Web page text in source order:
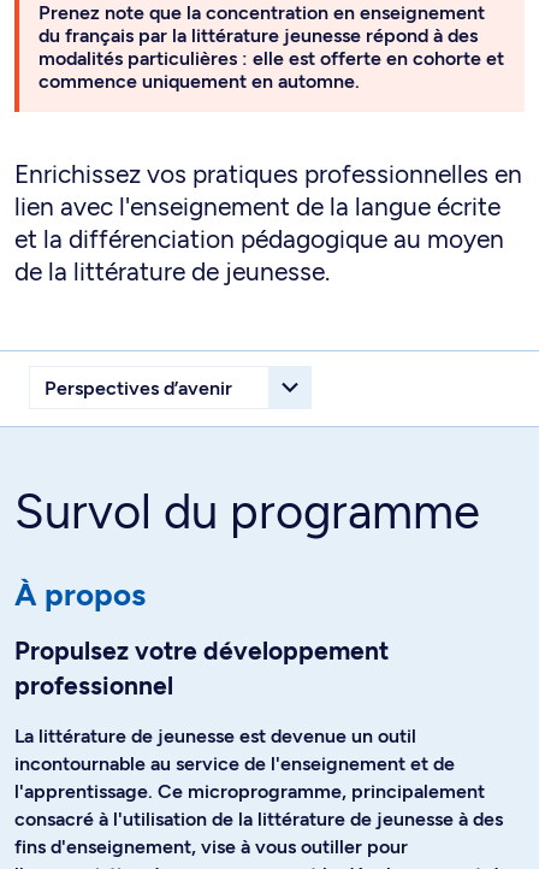
Prenez note que la concentration en enseignement
du français par la littérature jeunesse répond à des
modalités particulières : elle est offerte en cohorte et
commence uniquement en automne.
Enrichissez vos pratiques professionnelles en
lien avec l'enseignement de la langue écrite
et la différenciation pédagogique au moyen
de la littérature de jeunesse.
Survol du programme
À propos
Propulsez votre développement
professionnel
La littérature de jeunesse est devenue un outil
incontournable au service de l'enseignement et de
l'apprentissage. Ce microprogramme, principalement
consacré à l'utilisation de la littérature de jeunesse à des
fins d'enseignement, vise à vous outiller pour